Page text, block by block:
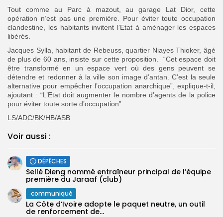
Tout comme au Parc à mazout, au garage Lat Dior, cette
opération n’est pas une première. Pour éviter toute occupation
clandestine, les habitants invitent l’Etat à aménager les espaces
libérés.
Jacques Sylla, habitant de Rebeuss, quartier Niayes Thioker, âgé
de plus de 60 ans, insiste sur cette proposition. “Cet espace doit
être transformé en un espace vert où des gens peuvent se
détendre et redonner à la ville son image d’antan. C’est la seule
alternative pour empêcher l’occupation anarchique”, explique-t-il,
ajoutant : “L’Etat doit augmenter le nombre d’agents de la police
pour éviter toute sorte d’occupation”.
LS/ADC/BK/HB/ASB
Voir aussi :
DÉPÊCHES
Sellé Dieng nommé entraîneur principal de l’équipe
première ‎du Jaraaf (club)
communiqué
La Côte d’Ivoire adopte le paquet neutre, un outil
de renforcement de...